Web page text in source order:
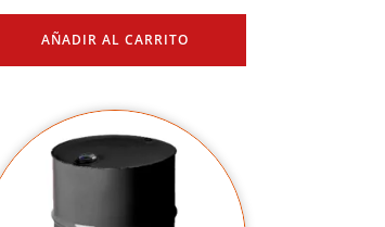
AÑADIR AL CARRITO